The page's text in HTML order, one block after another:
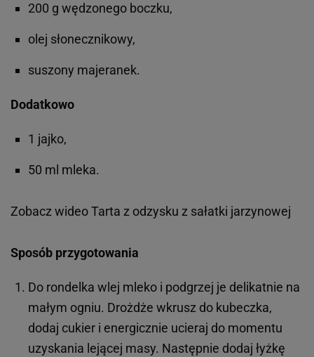
200 g wędzonego boczku,
olej słonecznikowy,
suszony majeranek.
Dodatkowo
1 jajko,
50 ml mleka.
Zobacz wideoTarta z odzysku z sałatki jarzynowej
Sposób przygotowania
Do rondelka wlej mleko i podgrzej je delikatnie na
małym ogniu. Drożdże wkrusz do kubeczka,
dodaj cukier i energicznie ucieraj do momentu
uzyskania lejącej masy. Następnie dodaj łyżkę